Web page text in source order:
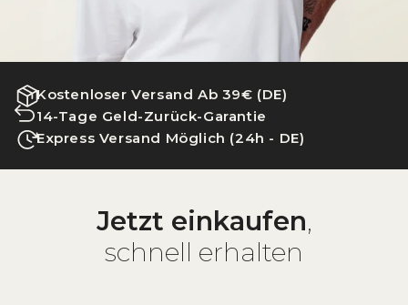
Kostenloser Versand Ab 39€ (DE)
14-Tage Geld-Zurück-Garantie
Express Versand Möglich (24h - DE)
Jetzt einkaufen,
schnell erhalten